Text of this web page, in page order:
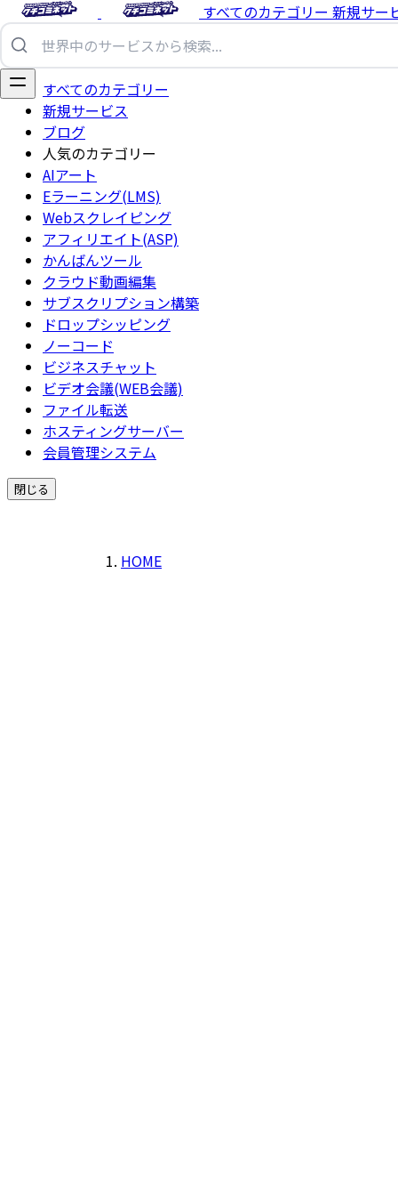
すべてのカテゴリー 新規サー
すべてのカテゴリー
新規サービス
ブログ
人気のカテゴリー
AIアート
Eラーニング(LMS)
Webスクレイピング
アフィリエイト(ASP)
かんばんツール
クラウド動画編集
サブスクリプション構築
ドロップシッピング
ノーコード
ビジネスチャット
ビデオ会議(WEB会議)
ファイル転送
ホスティングサーバー
会員管理システム
閉じる
HOME